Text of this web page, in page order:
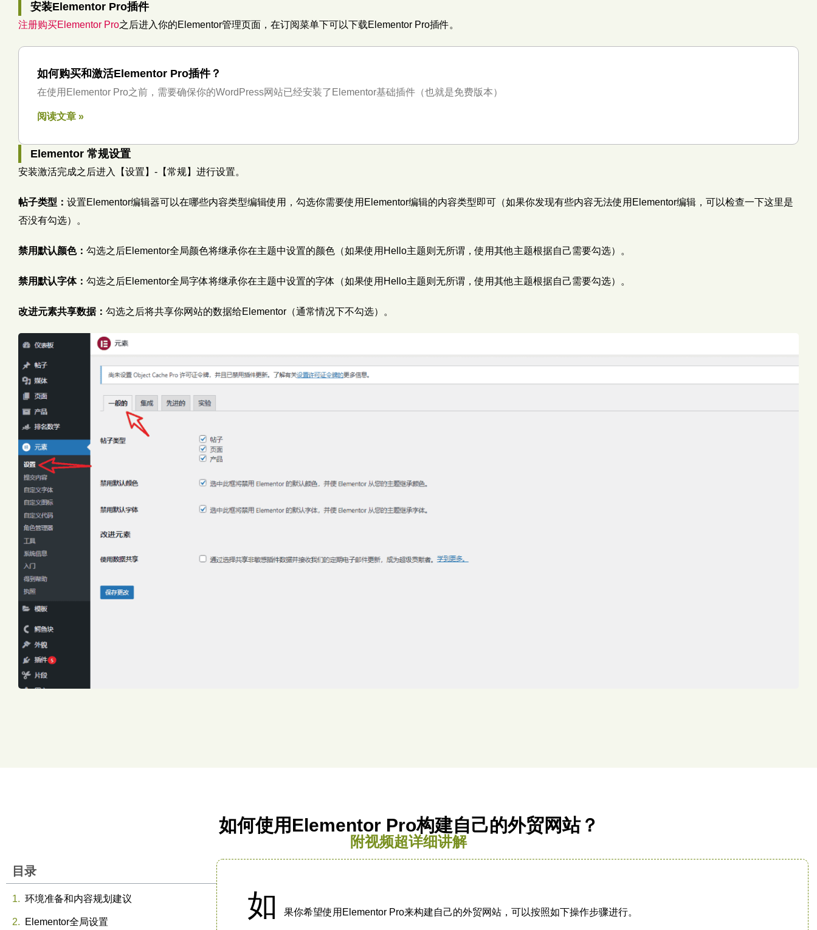
安装Elementor Pro插件
注册购买Elementor Pro之后进入你的Elementor管理页面，在订阅菜单下可以下载Elementor Pro插件。
如何购买和激活Elementor Pro插件？
在使用Elementor Pro之前，需要确保你的WordPress网站已经安装了Elementor基础插件（也就是免费版本）
阅读文章 »
Elementor 常规设置
安装激活完成之后进入【设置】-【常规】进行设置。
帖子类型： 设置Elementor编辑器可以在哪些内容类型编辑使用，勾选你需要使用Elementor编辑的内容类型即可（如果你发现有些内容无法使用Elementor编辑，可以检查一下这里是
否没有勾选）。
禁用默认颜色： 勾选之后Elementor全局颜色将继承你在主题中设置的颜色（如果使用Hello主题则无所谓，使用其他主题根据自己需要勾选）。
禁用默认字体： 勾选之后Elementor全局字体将继承你在主题中设置的字体（如果使用Hello主题则无所谓，使用其他主题根据自己需要勾选）。
改进元素共享数据： 勾选之后将共享你网站的数据给Elementor（通常情况下不勾选）。
如何使用Elementor Pro构建自己的外贸网站？
附视频超详细讲解
目录
环境准备和内容规划建议
Elementor全局设置 如 果你希望使用Elementor Pro来构建自己的外贸网站，可以按照如下操作步骤进行。